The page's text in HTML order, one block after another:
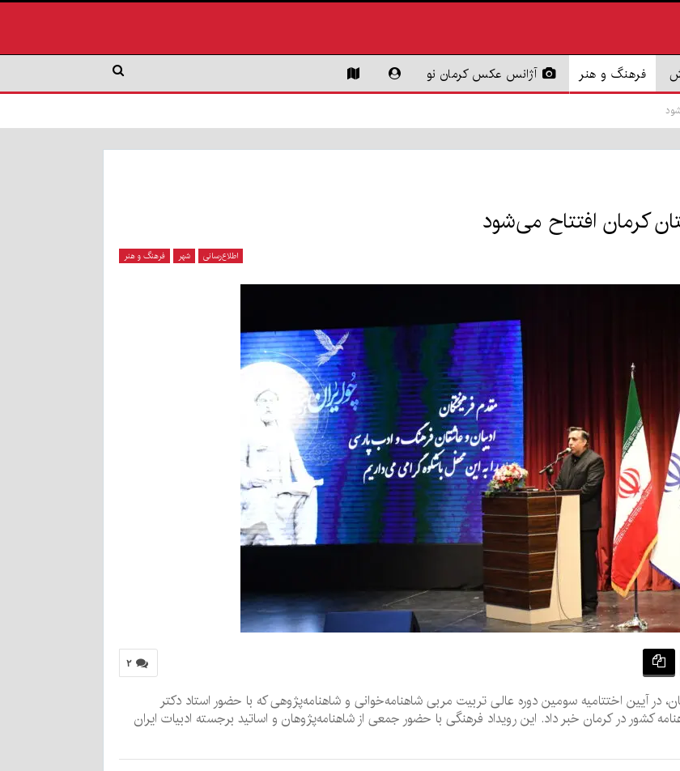
فرهنگ و هنر آژانس عکس کرمان نو
کرمان افتتاح می‌شود
اطلاع‌رسانی شهر فرهنگ و هنر
۲
آیین اختتامیه سومین دوره عالی تربیت مربی شاهنامه‌خوانی و شاهنامه‌پژوهی که با حضور استاد دکتر
کشور در کرمان خبر داد. این رویداد فرهنگی با حضور جمعی از شاهنامه‌پژوهان و اساتید برجسته ادبیات ایران